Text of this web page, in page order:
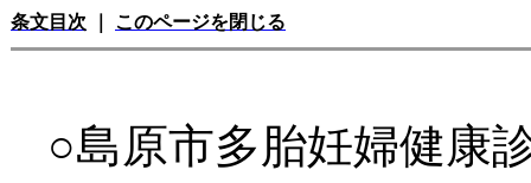
条文目次 このページを閉じる
○島原市多胎妊婦健康